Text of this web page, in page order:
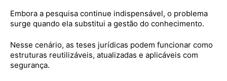
Embora a pesquisa continue indispensável, o problema
surge quando ela substitui a gestão do conhecimento.
Nesse cenário, as teses jurídicas podem funcionar como
estruturas reutilizáveis, atualizadas e aplicáveis com
segurança.